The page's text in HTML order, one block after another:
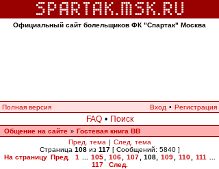
Официальный сайт болельщиков ФК "Спартак" Москва
Полная версия Вход • Регистрация
FAQ • Поиск
Общение на сайте » Гостевая книга ВВ
Пред. тема | След. тема
Страница 108из 117[ Сообщений: 5840 ]
На страницу Пред. 1 105 106 107 108 109 110 111
117
След.